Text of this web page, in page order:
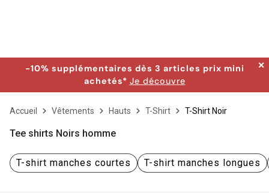
-10% supplémentaires dès 3 articles prix mini
achetés* Je découvre
✕
Accueil Vêtements Hauts T-Shirt T-Shirt Noir
Tee shirts Noirs homme
T-shirt manches courtes T-shirt manches longues